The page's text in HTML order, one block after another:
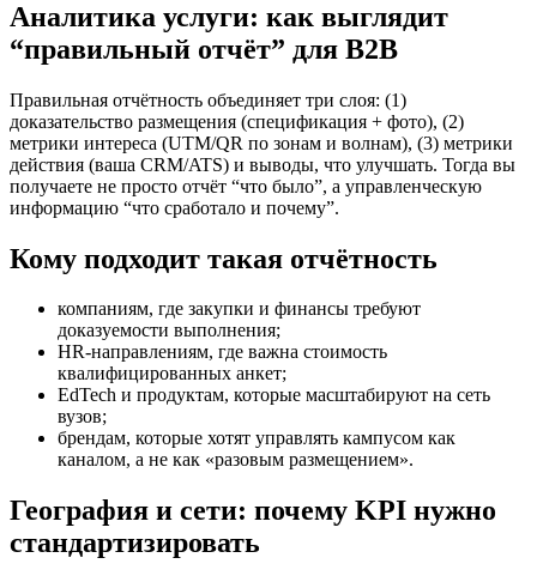
Аналитика услуги: как выглядит
“правильный отчёт” для B2B
Правильная отчётность объединяет три слоя: (1)
доказательство размещения (спецификация + фото), (2)
метрики интереса (UTM/QR по зонам и волнам), (3) метрики
действия (ваша CRM/ATS) и выводы, что улучшать. Тогда вы
получаете не просто отчёт “что было”, а управленческую
информацию “что сработало и почему”.
Кому подходит такая отчётность
компаниям, где закупки и финансы требуют
доказуемости выполнения;
HR-направлениям, где важна стоимость
квалифицированных анкет;
EdTech и продуктам, которые масштабируют на сеть
вузов;
брендам, которые хотят управлять кампусом как
каналом, а не как «разовым размещением».
География и сети: почему KPI нужно
стандартизировать